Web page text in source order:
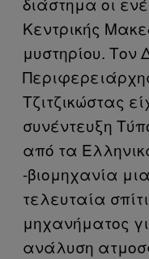
Κεντρικής
μυστηρίου. Τον
Τζιτζικώστας
συνέντευξη
από τα
-βιομηχανία
τελευταία
μηχανήματος
ανάλυση